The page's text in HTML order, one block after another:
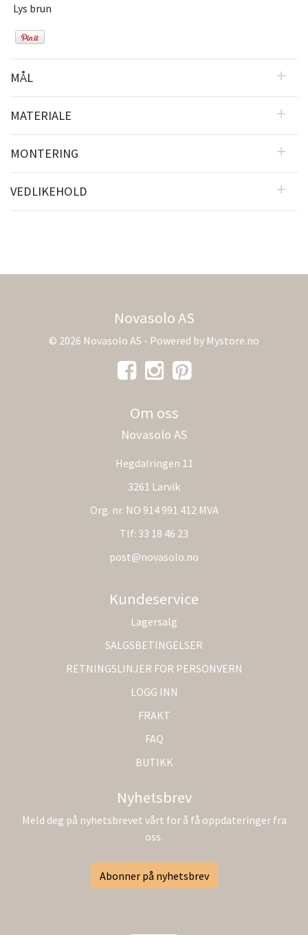
Lys brun
MÅL
MATERIALE
MONTERING
VEDLIKEHOLD
Novasolo AS
© 2026 Novasolo AS - Powered by Mystore.no
Om oss
Novasolo AS
Hegdalringen 11
3261 Larvik
Org. nr. NO 914 991 412 MVA
Tlf: 33 18 46 23
post@novasolo.no
Kundeservice
Lagersalg
SALGSBETINGELSER
RETNINGSLINJER FOR PERSONVERN
LOGG INN
FRAKT
FAQ
BUTIKK
Nyhetsbrev
Meld deg på nyhetsbrevet vårt for å få oppdateringer fra
oss.
Abonner på nyhetsbrev